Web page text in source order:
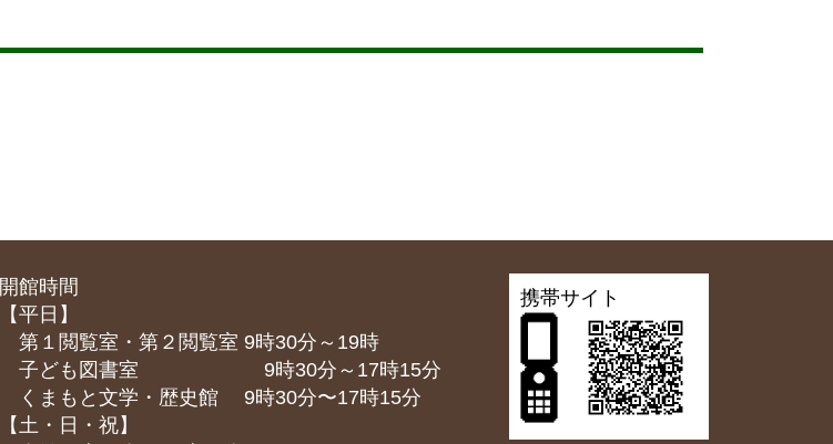
開館時間
【平日】
第１閲覧室・第２閲覧室 9時30分～19時
子ども図書室 9時30分～17時15分
くまもと⽂学・歴史館 9時30分〜17時15分
【土・日・祝】
携帯サイト